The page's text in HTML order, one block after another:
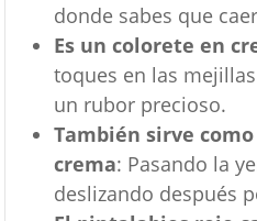
donde sabes que
Es un colorete en
toques en las
un rubor precioso.
También sirve
crema: Pasando la
deslizando después